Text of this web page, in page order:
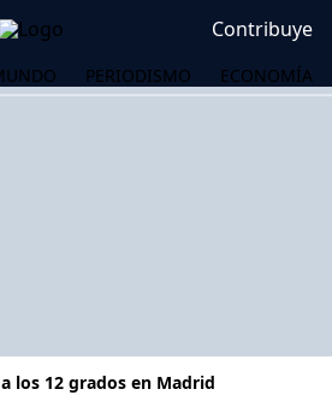
Contribuye
PERIODISMO ECONOMÍA
los 12 grados en Madrid